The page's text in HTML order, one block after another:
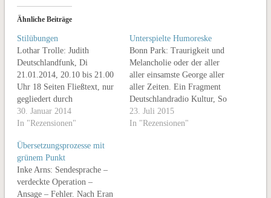
Ähnliche Beiträge
Stilübungen
Lothar Trolle: Judith
Deutschlandfunk, Di
21.01.2014, 20.10 bis 21.00
Uhr 18 Seiten Fließtext, nur
gegliedert durch
eingeklammerte Leerstellen
„( ) ( )“, umfasst der
Dramatikers Lothar Trolle,
der am 22. Januar seinen 70.
Geburtstag gefeiert hat.
Manche Abschnitte sind
vollständig in Versalien
30. Januar 2014
In "Rezensionen"
Unterspielte Humoreske
Bonn Park: Traurigkeit und
Melancholie oder der aller
aller einsamste George aller
aller Zeiten. Ein Fragment
Deutschlandradio Kultur, So
31.05.15, 18.30 bis 19.30
Uhr Seit Schorsch Kamerun
23. Juli 2015
In "Rezensionen"
Übersetzungsprozesse mit
grünem Punkt
Inke Arns: Sendesprache –
verdeckte Operation –
Ansage – Fehler. Nach Eran